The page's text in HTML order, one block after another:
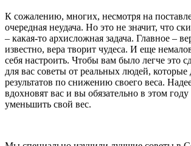
К сожалению, многих, несмотря на
очередная неудача. Но это не значит, что
– какая-то архисложная задача. Главное –
известно, вера творит чудеса. И еще
себя настроить. Чтобы вам было легче это
для вас советы от реальных людей,
результатов по снижению своего веса.
вдохновят вас и вы обязательно в этом
уменьшить свой вес.